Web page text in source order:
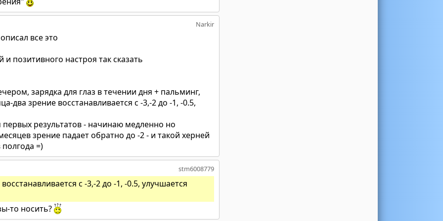
Narkir
все это
и позитивного настроя так сказать
зарядка для глаз в течении дня + пальминг,
два зрение восстанавливается с -3,-2 до -1, -0.5,
результатов - начинаю медленно но
зрение падает обратно до -2 - и такой херней
=)
stm6008779
с -3,-2 до -1, -0.5, улучшается
то носить?